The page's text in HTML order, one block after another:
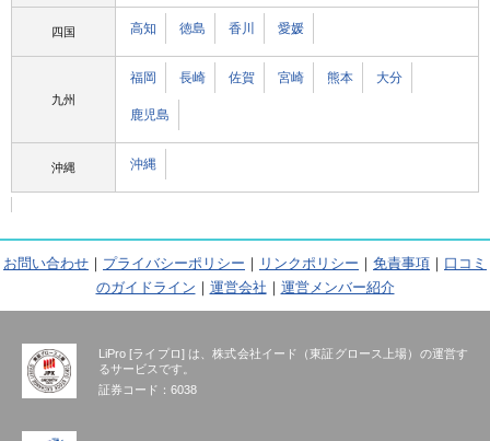
四国 高知 徳島 香川 愛媛
九州
福岡 長崎 佐賀 宮崎 熊本 大分
鹿児島
沖縄 沖縄
お問い合わせ ｜ プライバシーポリシー ｜ リンクポリシー ｜ 免責事項 ｜ 口コミ
のガイドライン ｜ 運営会社 ｜ 運営メンバー紹介
LiPro [ライプロ] は、株式会社イード（東証グロース上場）の運営す
るサービスです。
証券コード：6038